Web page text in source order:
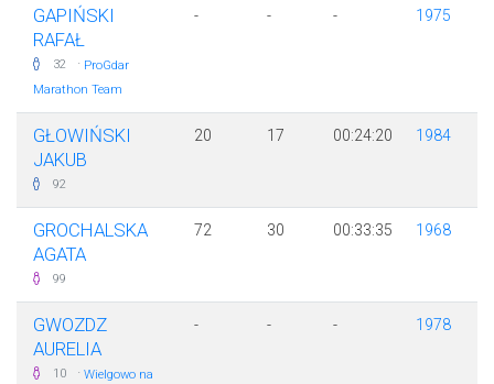
GAPIŃSKI
RAFAŁ
32 · ProGdar
Marathon Team
- - - 1975
GŁOWIŃSKI
JAKUB
92
20 17 00:24:20 1984
GROCHALSKA
AGATA
99
72 30 00:33:35 1968
GWOZDZ
AURELIA
10 · Wielgowo na
- - - 1978